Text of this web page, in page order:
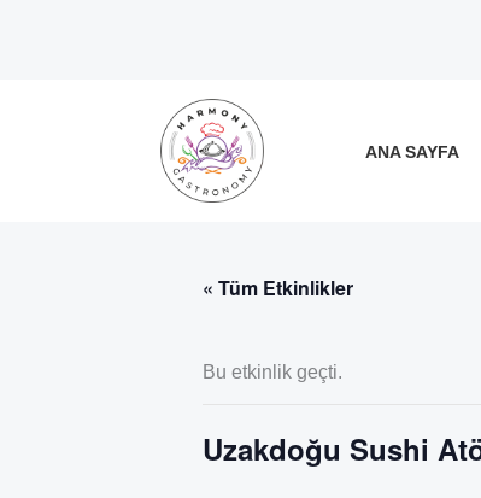
ANA SAYFA
« Tüm Etkinlikler
Bu etkinlik geçti.
Uzakdoğu Sushi